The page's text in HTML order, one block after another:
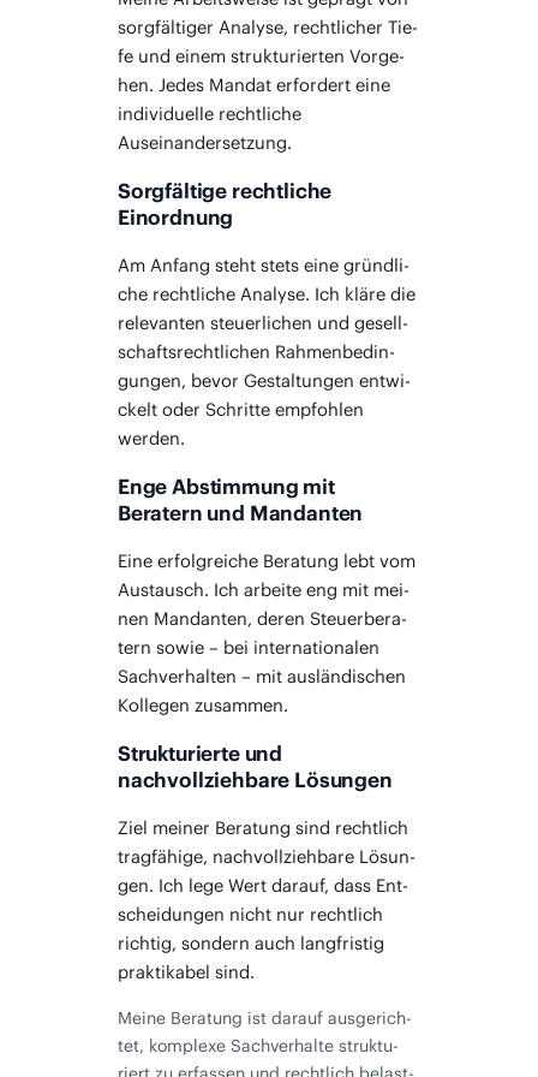
sorg­fäl­ti­ger Ana­ly­se, recht­li­cher Tie­
fe und einem struk­tu­rier­ten Vor­ge­
hen. Jedes Man­dat erfor­dert eine
indi­vi­du­el­le recht­li­che
Auseinandersetzung.
Sorgfältige rechtliche
Einordnung
Am Anfang steht stets eine gründ­li­
che recht­li­che Ana­ly­se. Ich klä­re die
rele­van­ten steu­er­li­chen und gesell­
schafts­recht­li­chen Rah­men­be­din­
gun­gen, bevor Gestal­tun­gen ent­wi­
ckelt oder Schrit­te emp­foh­len
werden.
Enge Abstimmung mit
Beratern und Mandanten
Eine erfolg­rei­che Bera­tung lebt vom
Aus­tausch. Ich arbei­te eng mit mei­
nen Man­dan­ten, deren Steu­er­be­ra­
tern sowie – bei inter­na­tio­na­len
Sach­ver­hal­ten – mit aus­län­di­schen
Kol­le­gen zusammen.
Strukturierte und
nachvollziehbare Lösungen
Ziel mei­ner Bera­tung sind recht­lich
trag­fä­hi­ge, nach­voll­zieh­ba­re Lösun­
gen. Ich lege Wert dar­auf, dass Ent­
schei­dun­gen nicht nur recht­lich
rich­tig, son­dern auch lang­fris­tig
prak­ti­ka­bel sind.
Mei­ne Bera­tung ist dar­auf aus­ge­rich­
tet, kom­ple­xe Sach­ver­hal­te struk­tu­